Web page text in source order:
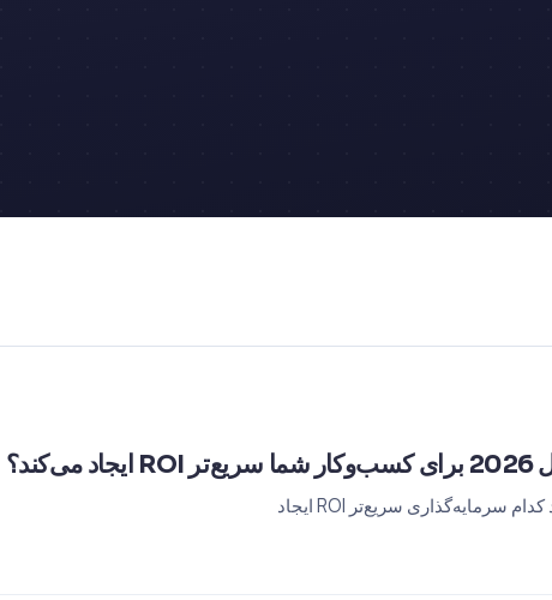
SEO یا Google Ads؟ در دنیای دیجیتال مارکتینگ 2026، کشف کنید کدام سرمایه‌گذاری سریع‌تر ROI ایجاد